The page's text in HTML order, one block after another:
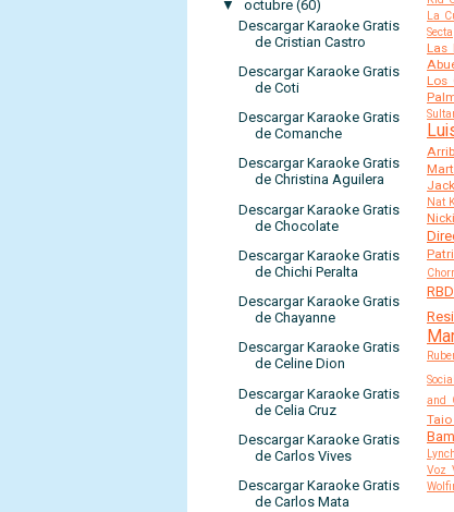
▼
octubre (60)
Descargar Karaoke Gratis
de Cristian Castro
Descargar Karaoke Gratis
de Coti
Descargar Karaoke Gratis
de Comanche
Descargar Karaoke Gratis
de Christina Aguilera
Descargar Karaoke Gratis
de Chocolate
Descargar Karaoke Gratis
de Chichi Peralta
Descargar Karaoke Gratis
de Chayanne
Descargar Karaoke Gratis
de Celine Dion
Descargar Karaoke Gratis
de Celia Cruz
Descargar Karaoke Gratis
de Carlos Vives
Descargar Karaoke Gratis
de Carlos Mata
La
Secta
Las
Los
Nat
RBD
Social
and
Lynch
Voz